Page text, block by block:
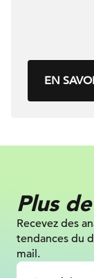
EN
Plus
Recevez des
tendances du
mail.